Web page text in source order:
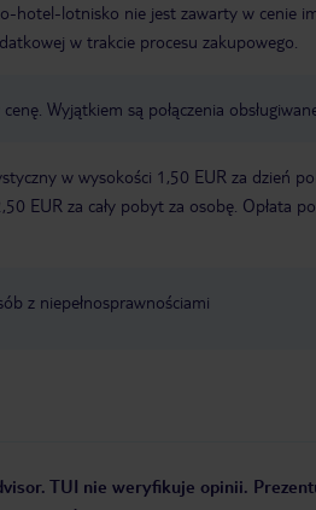
hotel-lotnisko nie jest zawarty w cenie
w trakcie procesu zakupowego.
Wyjątkiem są połączenia
w wysokości 1,50 EUR za dzień
EUR za cały pobyt za osobę. Opłata
z niepełnosprawnościami
TUI nie weryfikuje opinii.